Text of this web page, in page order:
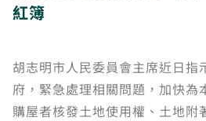
紅簿
胡志明市人民委員會主席近日指
府，緊急處理相關問題，加快為
購屋者核發土地使用權、土地附